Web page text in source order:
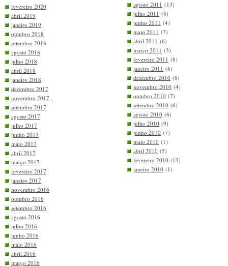
fevereiro 2020
abril 2019
janeiro 2019
outubro 2018
setembro 2018
agosto 2018
julho 2018
abril 2018
janeiro 2018
dezembro 2017
novembro 2017
setembro 2017
agosto 2017
julho 2017
junho 2017
maio 2017
abril 2017
março 2017
fevereiro 2017
janeiro 2017
novembro 2016
outubro 2016
setembro 2016
agosto 2016
julho 2016
junho 2016
maio 2016
abril 2016
março 2016
agosto 2011 (13)
julho 2011 (8)
junho 2011 (4)
maio 2011 (7)
abril 2011 (6)
março 2011 (3)
fevereiro 2011 (8)
janeiro 2011 (6)
dezembro 2010 (8)
novembro 2010 (4)
outubro 2010 (7)
setembro 2010 (6)
agosto 2010 (6)
julho 2010 (9)
junho 2010 (7)
maio 2010 (1)
abril 2010 (5)
fevereiro 2010 (13)
janeiro 2010 (1)